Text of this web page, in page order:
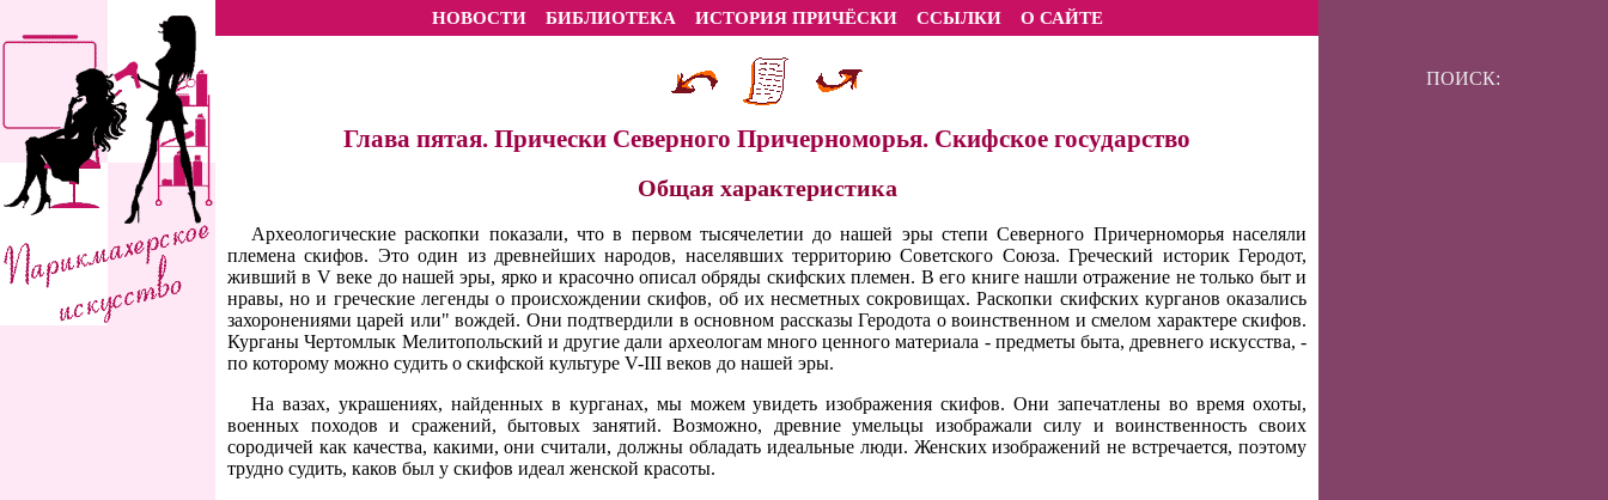
НОВОСТИ БИБЛИОТЕКА ИСТОРИЯ ПРИЧЁСКИ ССЫЛКИ О САЙТЕ
Глава пятая. Прически Северного Причерноморья. Скифское государство
Общая характеристика
Археологические раскопки показали, что в первом тысячелетии до нашей эры степи Северного Причерноморья населяли
племена скифов. Это один из древнейших народов, населявших территорию Советского Союза. Греческий историк Геродот,
живший в V веке до нашей эры, ярко и красочно описал обряды скифских племен. В его книге нашли отражение не только быт и
нравы, но и греческие легенды о происхождении скифов, об их несметных сокровищах. Раскопки скифских курганов оказались
захоронениями царей или" вождей. Они подтвердили в основном рассказы Геродота о воинственном и смелом характере скифов.
Курганы Чертомлык Мелитопольский и другие дали археологам много ценного материала - предметы быта, древнего искусства, -
по которому можно судить о скифской культуре V-III веков до нашей эры.
На вазах, украшениях, найденных в курганах, мы можем увидеть изображения скифов. Они запечатлены во время охоты,
военных походов и сражений, бытовых занятий. Возможно, древние умельцы изображали силу и воинственность своих
сородичей как качества, какими, они считали, должны обладать идеальные люди. Женских изображений не встречается, поэтому
трудно судить, каков был у скифов идеал женской красоты.
ПОИСК: